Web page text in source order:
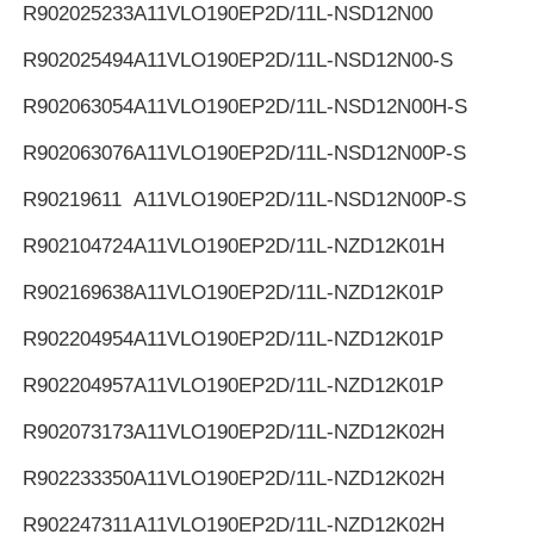
R902025233A11VLO190EP2D/11L-NSD12N00
R902025494A11VLO190EP2D/11L-NSD12N00-S
R902063054A11VLO190EP2D/11L-NSD12N00H-S
R902063076A11VLO190EP2D/11L-NSD12N00P-S
R90219611 A11VLO190EP2D/11L-NSD12N00P-S
R902104724A11VLO190EP2D/11L-NZD12K01H
R902169638A11VLO190EP2D/11L-NZD12K01P
R902204954A11VLO190EP2D/11L-NZD12K01P
R902204957A11VLO190EP2D/11L-NZD12K01P
R902073173A11VLO190EP2D/11L-NZD12K02H
R902233350A11VLO190EP2D/11L-NZD12K02H
R902247311A11VLO190EP2D/11L-NZD12K02H